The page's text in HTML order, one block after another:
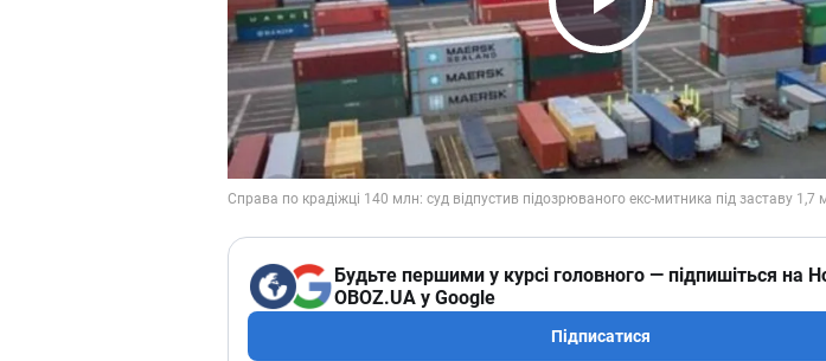
Play Video
Будьте першими у курсі головного — підпишіться на
OBOZ.UA у Google
Підписатися